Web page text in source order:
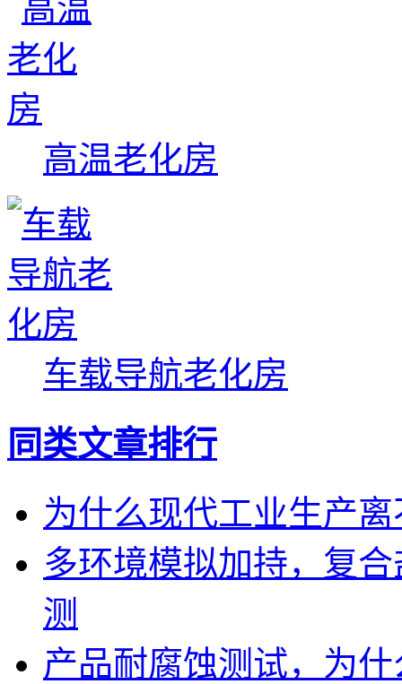
高温老化房
车载导航老化房
同类文章排行
为什么现代工业生产
多环境模拟加持，复
测
产品耐腐蚀测试，为